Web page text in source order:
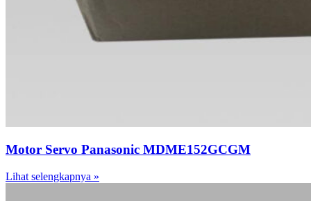
Motor Servo Panasonic MDME152GCGM
Lihat selengkapnya »